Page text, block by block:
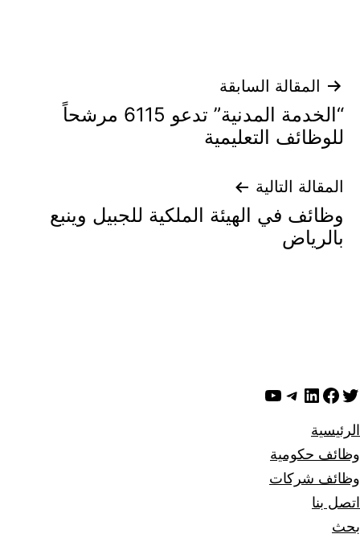
تصفّح
المقالات
المقالة السابقة
“الخدمة المدنية” تدعو 6115 مرشحاً
للوظائف التعليمية
المقالة التالية
وظائف في الهيئة الملكية للجبيل وينبع
بالرياض
تويترفيسبوك
لينكد إن تيليجرام
يوتيوب
الرئيسية
وظائف حكومية
وظائف شركات
اتصل بنا
بحث